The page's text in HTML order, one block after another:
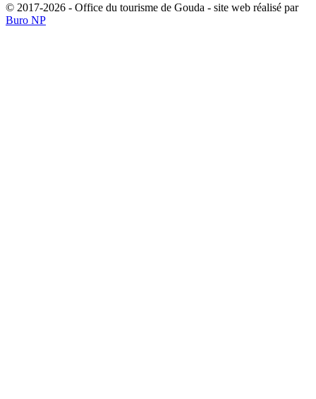
© 2017-2026 - Office du tourisme de Gouda - site web réalisé par
Buro NP